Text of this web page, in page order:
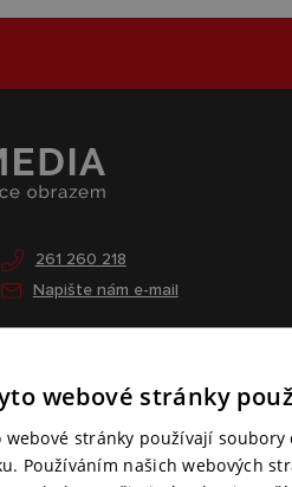
261 260 218
Napište nám e-mail
webové stránky
webové stránky používají
Používáním našich webových